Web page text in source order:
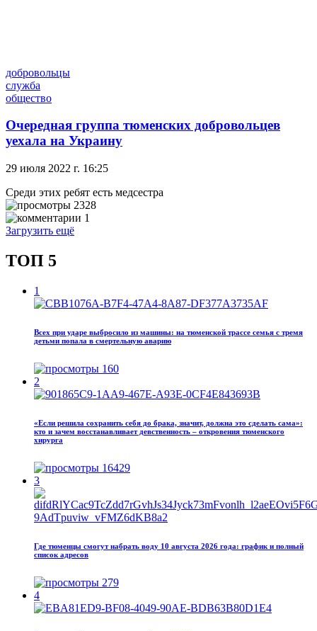
добровольцы
служба
общество
Очередная группа тюменских добровольцев
уехала на Украину
29 июля 2022 г. 16:25
Среди этих ребят есть медсестра
2328
1
Загрузить ещё
ТОП 5
1
Всех при ударе выбросило из машины: на тюменской трассе семья с тремя
детьми попала в смертельную аварию
160
2
«Если решила сохранить себя до брака, значит, должна это сделать сама»:
кто и зачем восстанавливает девственность – откровения тюменского
хирурга
16429
3
Где тюменцы смогут набрать воду 10 августа 2026 года: график и полный
список адресов
279
4